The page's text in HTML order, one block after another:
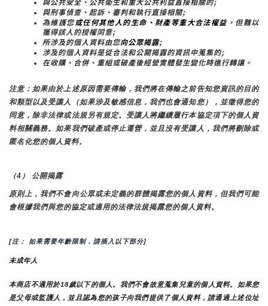
與刑事偵查、起訴、審判和執行直接相關;
為維護您或任何其他人的生命、財產等重大合法權益，但難以
獲得該人的授權同意;
所涉及的個人資料由您向公眾揭露;
涉及的個人資料是從合法和公開揭露的資訊中蒐集的;
在收購、合併、重組或破產後經營實體發生變化時進行轉讓。
注意：如果由於上述原因需要傳輸，我們將在傳輸之前告知您資訊的目的
和類型以及受讓人（如果涉及敏感信息，我們也會通知您），並徵得您的
同意，除非法律或法規另有規定。受讓人將繼續履行本協定項下的個人資
料相關義務。如果我們破產或停止運營，並且沒有受讓人，我們將刪除或
匿名化您的個人資料。
（4） 公開揭露
原則上，我們不會向公眾或未定義的群體揭露您的個人資料，但我們可能
會根據我們與您的協定或適用的法律法規揭露您的個人資料。
[注： 如果需要年齡限制，請插入以下部分]
未成年人
本商店不適用於18歲以下的個人。我們不會故意蒐集兒童的個人資料。如果您
是父母或監護人，並且認為您的孩子向我們提供了個人資料，請通過上述位址